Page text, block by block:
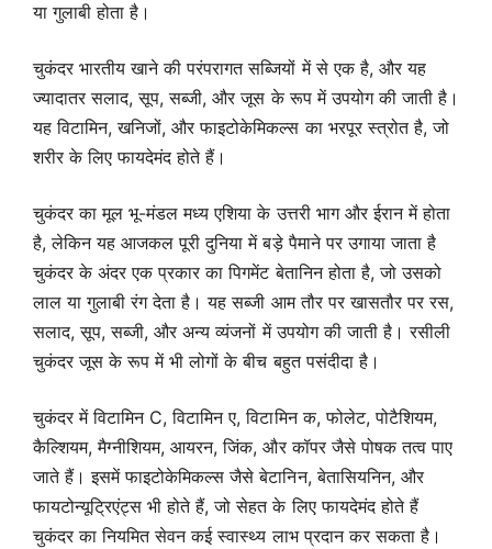
या गुलाबी होता है।
चुकंदर भारतीय खाने की परंपरागत सब्जियों में से एक है, और यह
ज्यादातर सलाद, सूप, सब्जी, और जूस के रूप में उपयोग की जाती है।
यह विटामिन, खनिजों, और फाइटोकेमिकल्स का भरपूर स्त्रोत है, जो
शरीर के लिए फायदेमंद होते हैं।
चुकंदर का मूल भू-मंडल मध्य एशिया के उत्तरी भाग और ईरान में होता
है, लेकिन यह आजकल पूरी दुनिया में बड़े पैमाने पर उगाया जाता है
चुकंदर के अंदर एक प्रकार का पिगमेंट बेतानिन होता है, जो उसको
लाल या गुलाबी रंग देता है। यह सब्जी आम तौर पर खासतौर पर रस,
सलाद, सूप, सब्जी, और अन्य व्यंजनों में उपयोग की जाती है। रसीली
चुकंदर जूस के रूप में भी लोगों के बीच बहुत पसंदीदा है।
चुकंदर में विटामिन C, विटामिन ए, विटामिन क, फोलेट, पोटैशियम,
कैल्शियम, मैग्नीशियम, आयरन, जिंक, और कॉपर जैसे पोषक तत्व पाए
जाते हैं। इसमें फाइटोकेमिकल्स जैसे बेटानिन, बेतासियनिन, और
फायटोन्यूट्रिएंट्स भी होते हैं, जो सेहत के लिए फायदेमंद होते हैं
चुकंदर का नियमित सेवन कई स्वास्थ्य लाभ प्रदान कर सकता है।